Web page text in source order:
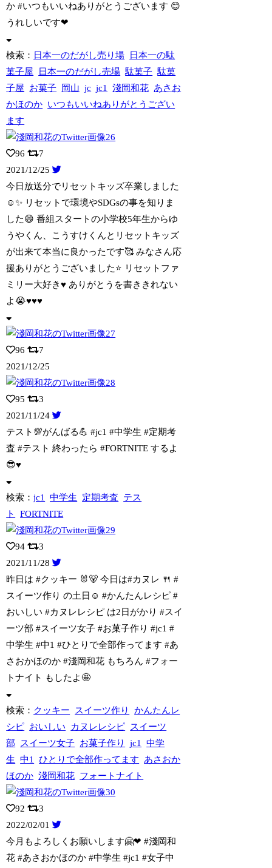
か #いつもいいねありがとうございます 😊
うれしいです❤
検索： 日本一のだがし売り場
日本一の駄
菓子屋
日本一のだがし売場 駄菓子 駄菓
子屋
お菓子 岡山 jc jc1 淺岡和花 あさお
かほのか いつもいいねありがとうござい
ます
96
7
2021/12/25
今日放送分でリセットキッズ卒業しました
☺️✨ リセットで環境やSDGsの事を知 りま
した😄 番組スタートの小学校5年生からゆ
うやくん、こうすけくんとリセットキッズ
が出来て本当に良かったです🥰 みなさん応
援ありがとうございました⭐️ リセットファ
ミリー大好き♥️ ありがとうを書ききれない
よ😭♥️♥️♥️
96
7
2021/12/25
95
3
2021/11/24
テスト💯がんばる💪 #jc1 #中学生 #定期考
査 #テスト 終わったら #FORTNITE するよ
😎♥️
検索：jc1 中学生 定期考査
テス
ト
FORTNITE
94
3
2021/11/28
昨日は #クッキー 🐰🐻 今日は#カヌレ 🍴 #
スイーツ作り の土日☺️ #かんたんレシピ #
おいしい #カヌレレシピ は2日がかり #スイ
ーツ部 #スイーツ女子 #お菓子作り #jc1 #
中学生 #中1 #ひとりで全部作ってます #あ
さおかほのか #淺岡和花 もちろん #フォー
トナイト もしたよ🤩
検索： クッキー スイーツ作り
かんたんレ
シピ おいしい カヌレレシピ
スイーツ
部
スイーツ女子 お菓子作り jc1
中学
生 中1 ひとりで全部作ってます
あさおか
ほのか 淺岡和花 フォートナイト
92
3
2022/02/01
今月もよろしくお願いします🤗❤ #淺岡和
花 #あさおかほのか #中学生 #jc1 #女子中